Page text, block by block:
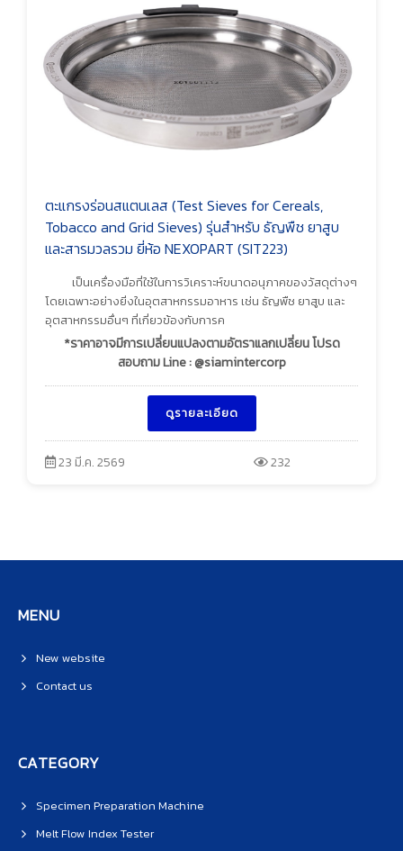
ตะแกรงร่อนสแตนเลส (Test Sieves for Cereals,
Tobacco and Grid Sieves) รุ่นสำหรับ ธัญพืช ยาสูบ
และสารมวลรวม ยี่ห้อ NEXOPART (SIT223)
เป็นเครื่องมือที่ใช้ในการวิเคราะห์ขนาดอนุภาคของวัสดุต่างๆ
โดยเฉพาะอย่างยิ่งในอุตสาหกรรมอาหาร เช่น ธัญพืช ยาสูบ และ
อุตสาหกรรมอื่นๆ ที่เกี่ยวข้องกับการค
*ราคาอาจมีการเปลี่ยนแปลงตามอัตราแลกเปลี่ยน โปรด
สอบถาม Line : @siamintercorp
ดูรายละเอียด
23 มี.ค. 2569 232
MENU
New website
Contact us
CATEGORY
Specimen Preparation Machine
Melt Flow Index Tester